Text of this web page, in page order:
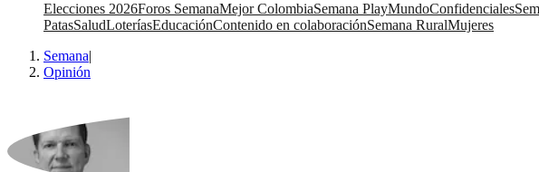
Elecciones 2026Foros SemanaMejor ColombiaSemana PlayMundoConfidenciales
PatasSaludLoteríasEducaciónContenido en colaboraciónSemana RuralMujeres
Semana|
Opinión